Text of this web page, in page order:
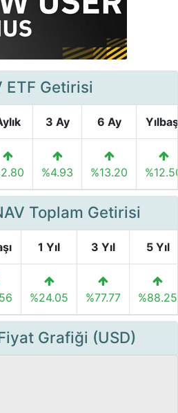
ETF Getirisi
3 Ay 6 Ay
%4.93 %13.20
Toplam Getirisi
1 Yıl 3 Yıl 5 Yıl
%24.05 %77.77 %88.25
Grafiği (USD)